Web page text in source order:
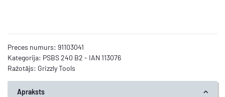
Preces numurs: 91103041
Kategorija: PSBS 240 B2 - IAN 113076
Ražotājs: Grizzly Tools
Apraksts